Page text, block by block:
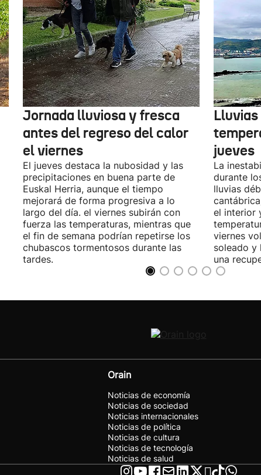
Jornada lluviosa y fresca
antes del regreso del calor
el viernes
El jueves destaca la nubosidad y las
precipitaciones en buena parte de
Euskal Herria, aunque el tiempo
mejorará de forma progresiva a lo
largo del día. el viernes subirán con
fuerza las temperaturas, mientras que
el fin de semana podrían repetirse los
chubascos tormentosos durante las
tardes.
jueves
La
durante
lluvias
el interior
viernes
soleado y
una
Orain
Noticias de economía
Noticias de sociedad
Noticias internacionales
Noticias de política
Noticias de cultura
Noticias de tecnología
Noticias de salud